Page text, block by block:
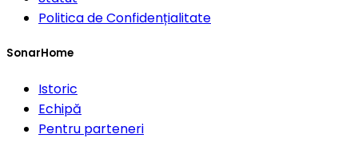
Politica de Confidențialitate
SonarHome
Istoric
Echipă
Pentru parteneri